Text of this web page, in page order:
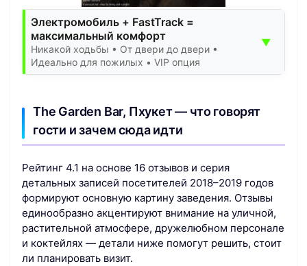
Электромобиль + FastTrack =
максимальный комфорт
Никакой ходьбы • От двери до двери •
Идеально для пожилых • VIP опция
▼
The Garden Bar, Пхукет — что говорят
гости и зачем сюда идти
Рейтинг 4.1 на основе 16 отзывов и серия
детальных записей посетителей 2018–2019 годов
формируют основную картину заведения. Отзывы
единообразно акцентируют внимание на уличной,
растительной атмосфере, дружелюбном персонале
и коктейлях — детали ниже помогут решить, стоит
ли планировать визит.